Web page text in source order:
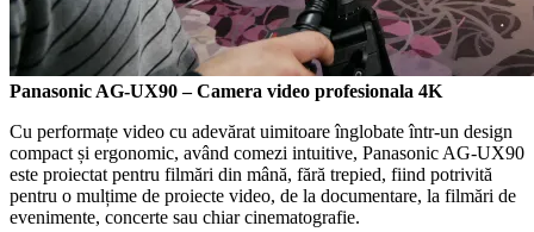
Panasonic AG-UX90 – Camera video profesionala 4K
Cu performațe video cu adevărat uimitoare înglobate într-un design
compact și ergonomic, având comezi intuitive, Panasonic AG-UX90
este proiectat pentru filmări din mână, fără trepied, fiind potrivită
pentru o mulțime de proiecte video, de la documentare, la filmări de
evenimente, concerte sau chiar cinematografie.